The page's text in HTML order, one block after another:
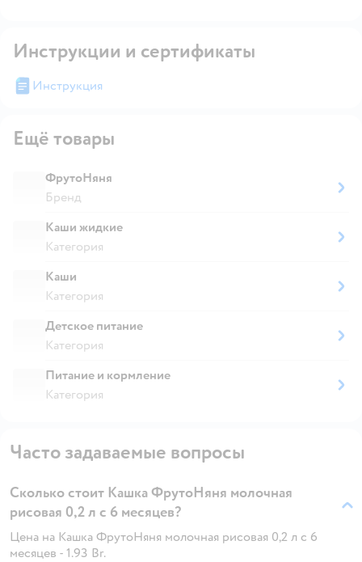
Инструкции и сертификаты
Инструкция
Ещё товары
ФрутоНяня
Бренд
Каши жидкие
Категория
Каши
Категория
Детское питание
Категория
Питание и кормление
Категория
Часто задаваемые вопросы
Сколько стоит Кашка ФрутоНяня молочная
рисовая 0,2 л с 6 месяцев?
Цена на Кашка ФрутоНяня молочная рисовая 0,2 л с 6
месяцев - 1.93 Br.